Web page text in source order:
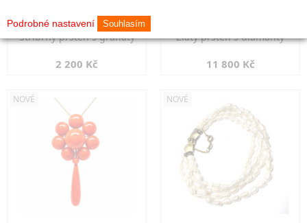
Stříbrný prsten s granáty
2 200 Kč
Zlatý prsten s diamanty
11 800 Kč
NOVÉ NOVÉ
Podrobné nastavení Souhlasím